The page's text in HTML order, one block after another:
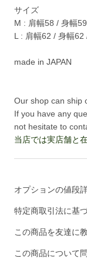
サイズ
M : 肩幅58 / 身幅
L : 肩幅62 / 身幅
made in JAPAN
Our shop can ship
If you have any
not hesitate to
当店では実店舗と
オプションの値段
特定商取引法に基
この商品を友達に
この商品について